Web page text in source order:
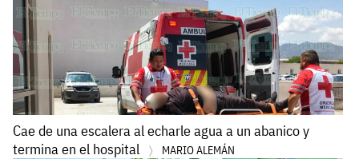
Cae de una escalera al echarle agua a un abanico y
termina en el hospital
MARIO ALEMÁN